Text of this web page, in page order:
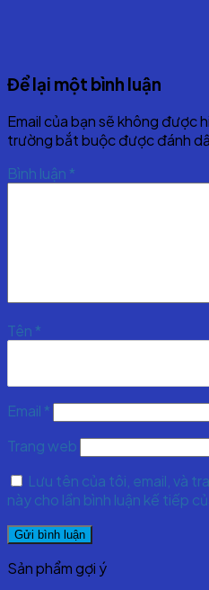
Để lại một bình luận
Email của bạn sẽ không được
trường bắt buộc được đánh
Bình luận *
Tên *
Email *
Trang web
Lưu tên của tôi, email, và
này cho lần bình luận kế tiếp
Sản phẩm gợi ý